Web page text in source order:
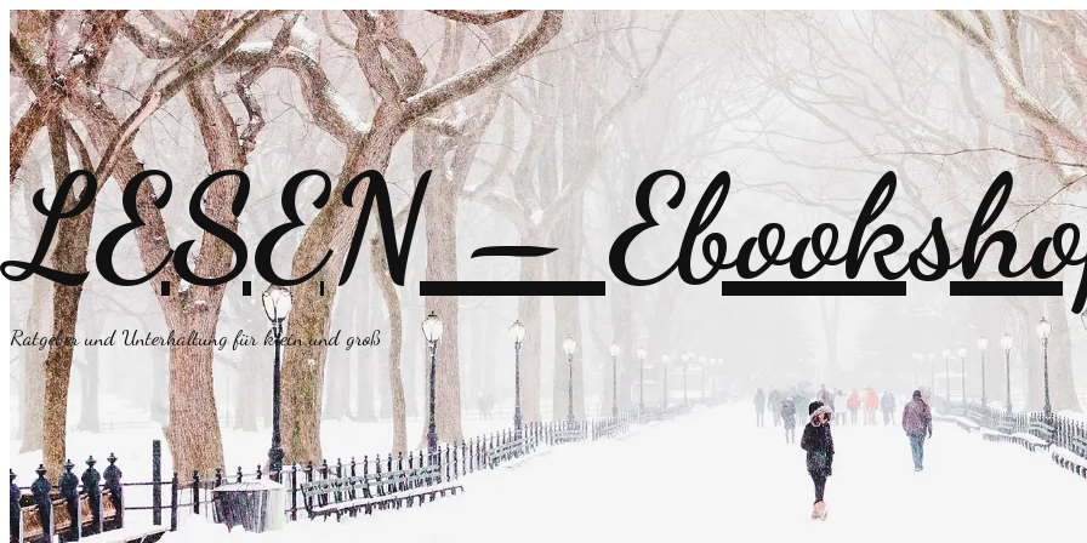
LESEN –
Ratgeber und Unterhaltung für klein und groß